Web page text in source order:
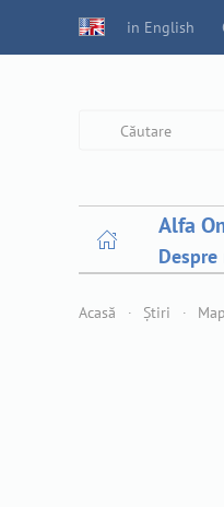
in English
Alfa
Despre
Acasă Știri